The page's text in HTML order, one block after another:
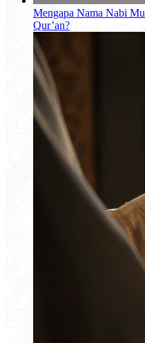
Mengapa Nama Nabi
Qur’an?